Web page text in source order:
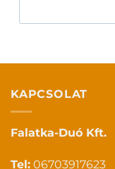
KAPCSOLAT
Falatka-Duó Kft.
Tel: 06703917623